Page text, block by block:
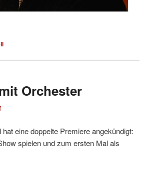
Orchester
eine doppelte Premiere angekündigt:
spielen und zum ersten Mal als